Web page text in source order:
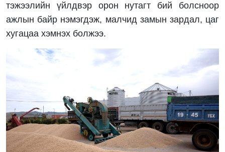
тэжээлийн үйлдвэр орон нутагт бий болсноор
ажлын байр нэмэгдэж, малчид замын зардал, цаг
хугацаа хэмнэх болжээ.